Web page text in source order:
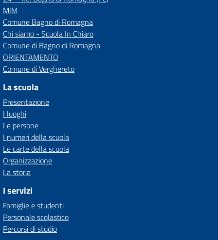
MIM
Comune Bagno di Romagna
Chi siamo - Scuola In Chiaro
Comune di Bagno di Romagna
ORIENTAMENTO
Comune di Verghereto
La scuola
Presentazione
I luoghi
Le persone
I numeri della scuola
Le carte della scuola
Organizzazione
La storia
I servizi
Famiglie e studenti
Personale scolastico
Percorsi di studio